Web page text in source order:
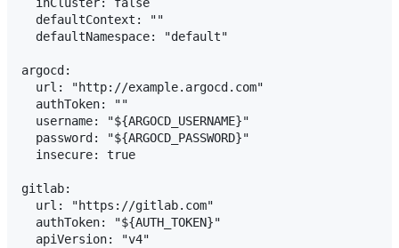
  inCluster: false
  defaultContext: ""
  defaultNamespace: "default"
argocd:
  url: "http://example.argocd.com"
  authToken: ""
  username: "${ARGOCD_USERNAME}"
  password: "${ARGOCD_PASSWORD}"
  insecure: true
gitlab:
  url: "https://gitlab.com"
  authToken: "${AUTH_TOKEN}"
  apiVersion: "v4"